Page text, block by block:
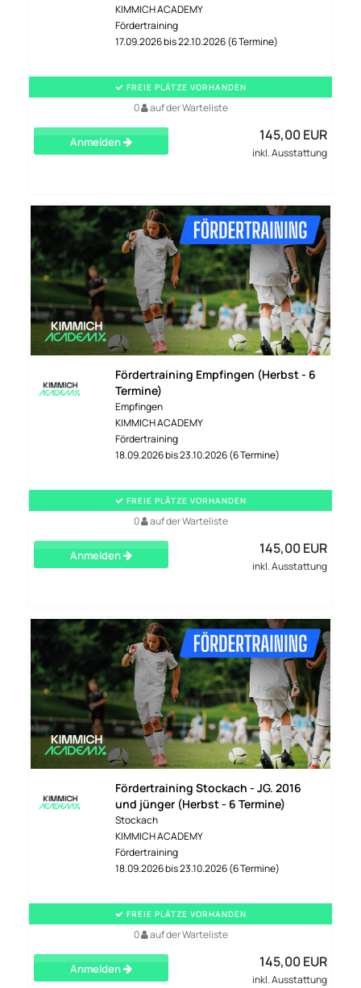
KIMMICH ACADEMY
Fördertraining
17.09.2026 bis 22.10.2026 (6 Termine)
FREIE PLÄTZE VORHANDEN
0 auf der Warteliste
Anmelden 145,00 EUR
inkl. Ausstattung
Fördertraining Empfingen (Herbst - 6
Termine)
Empfingen
KIMMICH ACADEMY
Fördertraining
18.09.2026 bis 23.10.2026 (6 Termine)
FREIE PLÄTZE VORHANDEN
0 auf der Warteliste
Anmelden 145,00 EUR
inkl. Ausstattung
Fördertraining Stockach - JG. 2016
und jünger (Herbst - 6 Termine)
Stockach
KIMMICH ACADEMY
Fördertraining
18.09.2026 bis 23.10.2026 (6 Termine)
FREIE PLÄTZE VORHANDEN
0 auf der Warteliste
Anmelden 145,00 EUR
inkl. Ausstattung